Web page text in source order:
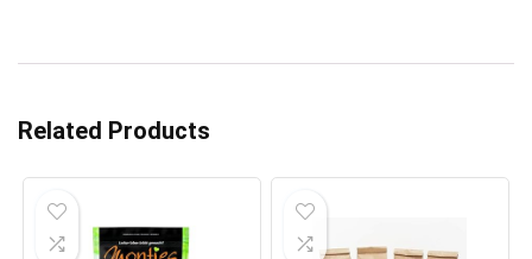
Related Products